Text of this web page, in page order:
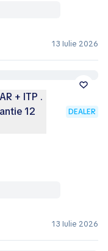
13 Iulie 2026
+ ITP .
12
DEALER
13 Iulie 2026